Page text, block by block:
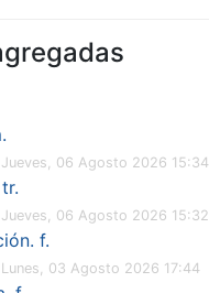
06 Agosto 2026 15:34
06 Agosto 2026 15:32
f.
03 Agosto 2026 17:44